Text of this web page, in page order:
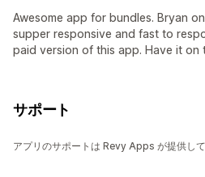
Awesome app for bundles. Bryan
supper responsive and fast to
paid version of this app. Have it on
サポート
アプリのサポートは Revy Apps が提供して